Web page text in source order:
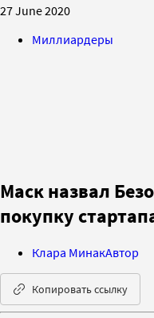
27 June 2020
Миллиардеры
Маск назвал
покупку
Клара МинакАвтор
Копировать ссылку